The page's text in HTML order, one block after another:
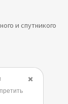
и спутникого
✖️